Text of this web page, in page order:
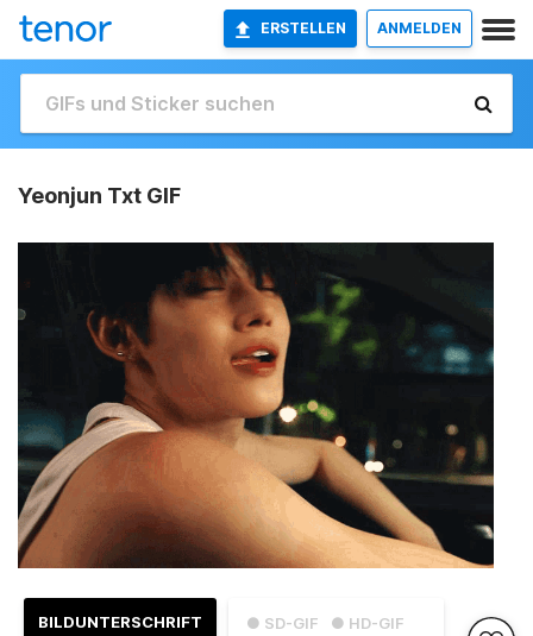
ERSTELLEN ANMELDEN
Yeonjun Txt GIF
● SD-GIF
● HD-GIF
BILDUNTERSCHRIFT